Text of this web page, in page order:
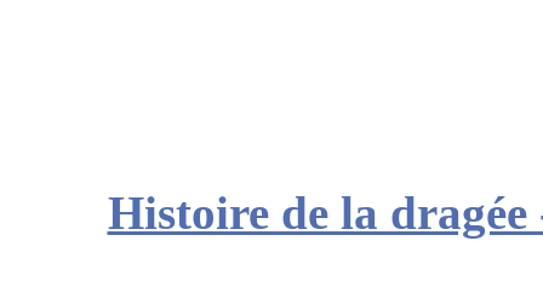
Histoire de la